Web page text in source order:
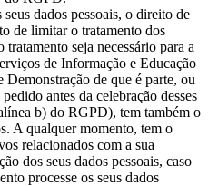
dados pessoais, o direito de
de limitar o tratamento dos
seja necessário para a
de Informação e Educação
de que é parte, ou
antes da celebração desses
b) do RGPD), tem também o
A qualquer momento, tem o
relacionados com a sua
dos seus dados pessoais, caso
processe os seus dados